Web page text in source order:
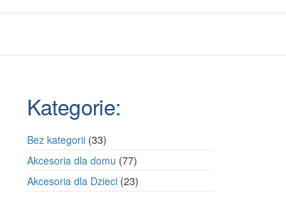
Kategorie:
Bez kategorii 3333
produkty
Akcesoria dla domu 7777
produktów
Akcesoria dla Dzieci 2323
produkty